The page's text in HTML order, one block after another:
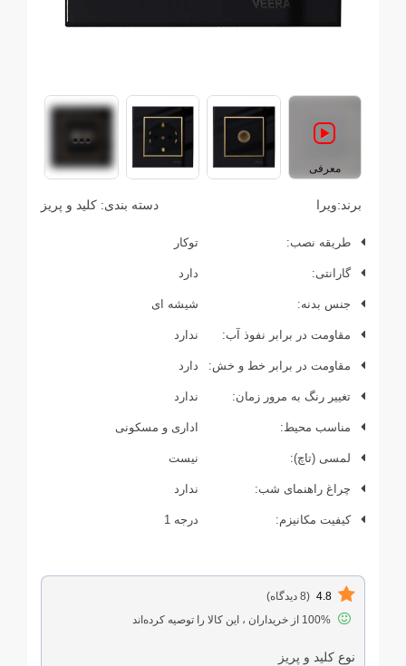
معرفی
برند:ویرا دسته بندی: کلید و پریز
طریقه نصب: توکار
گارانتی: دارد
جنس بدنه: شیشه ای
مقاومت در برابر نفوذ آب: ندارد
مقاومت در برابر خط و خش: دارد
تغییر رنگ به مرور زمان: ندارد
مناسب محیط: اداری و مسکونی
لمسی (تاچ): نیست
چراغ راهنمای شب: ندارد
کیفیت مکانیزم: درجه 1
4.8 (8 دیدگاه)
نوع کلید و پریز